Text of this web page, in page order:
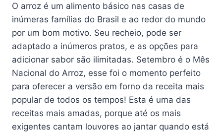
O arroz é um alimento básico nas casas de
inúmeras famílias do Brasil e ao redor do mundo
por um bom motivo. Seu recheio, pode ser
adaptado a inúmeros pratos, e as opções para
adicionar sabor são ilimitadas. Setembro é o Mês
Nacional do Arroz, esse foi o momento perfeito
para oferecer a versão em forno da receita mais
popular de todos os tempos! Esta é uma das
receitas mais amadas, porque até os mais
exigentes cantam louvores ao jantar quando está